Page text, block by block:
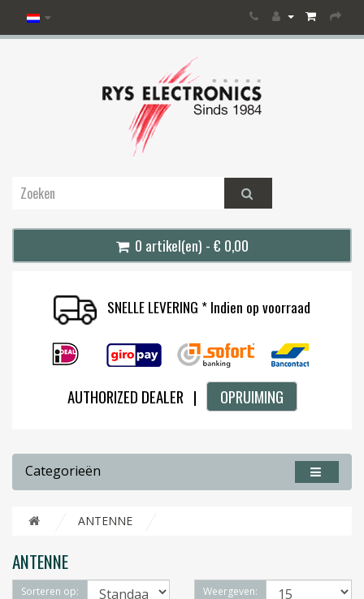
0 artikel(en) - € 0,00
SNELLE LEVERING * Indien op voorraad
AUTHORIZED DEALER | OPRUIMING
Categorieën
ANTENNE
ANTENNE
Sorteren op: Weergeven: